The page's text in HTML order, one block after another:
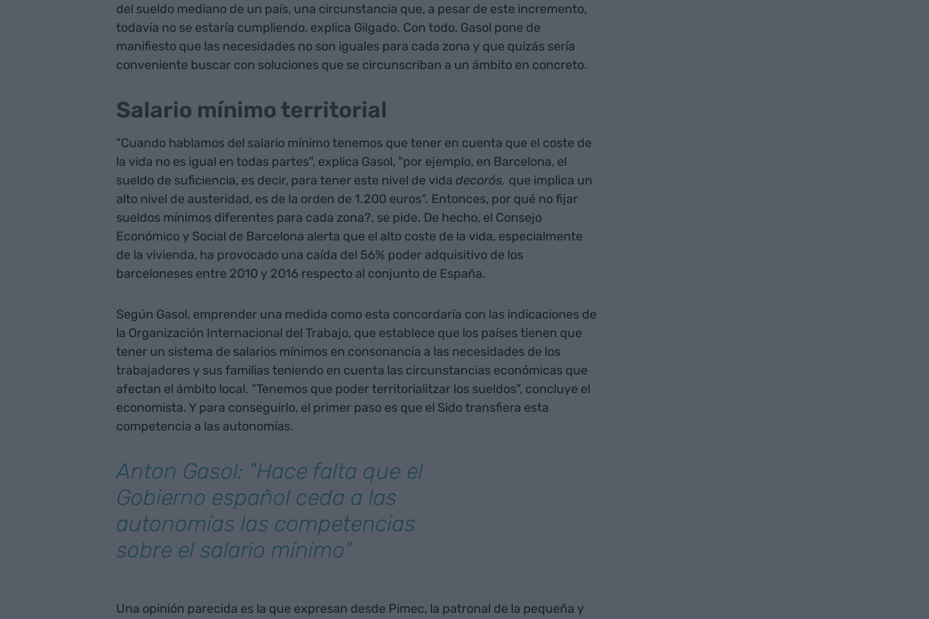
del sueldo mediano de un país, una circunstancia que, a pesar de este incremento,
todavía no se estaría cumpliendo, explica Gilgado. Con todo, Gasol pone de
manifiesto que las necesidades no son iguales para cada zona y que quizás sería
conveniente buscar con soluciones que se circunscriban a un ámbito en concreto.
Salario mínimo territorial
"Cuando hablamos del salario mínimo tenemos que tener en cuenta que el coste de
la vida no es igual en todas partes", explica Gasol, "por ejemplo, en Barcelona, el
sueldo de suficiencia, es decir, para tener este nivel de vida decorós, que implica un
alto nivel de austeridad, es de la orden de 1.200 euros". Entonces, por qué no fijar
sueldos mínimos diferentes para cada zona?, se pide. De hecho, el Consejo
Económico y Social de Barcelona alerta que el alto coste de la vida, especialmente
de la vivienda, ha provocado una caída del 56% poder adquisitivo de los
barceloneses entre 2010 y 2016 respecto al conjunto de España.
Según Gasol, emprender una medida como esta concordaría con las indicaciones de
la Organización Internacional del Trabajo, que establece que los países tienen que
tener un sistema de salarios mínimos en consonancia a las necesidades de los
trabajadores y sus familias teniendo en cuenta las circunstancias económicas que
afectan el ámbito local. "Tenemos que poder territorialitzar los sueldos", concluye el
economista. Y para conseguirlo, el primer paso es que el Sido transfiera esta
competencia a las autonomías.
Anton Gasol: "Hace falta que el
Gobierno español ceda a las
autonomías las competencias
sobre el salario mínimo"
Una opinión parecida es la que expresan desde Pimec, la patronal de la pequeña y